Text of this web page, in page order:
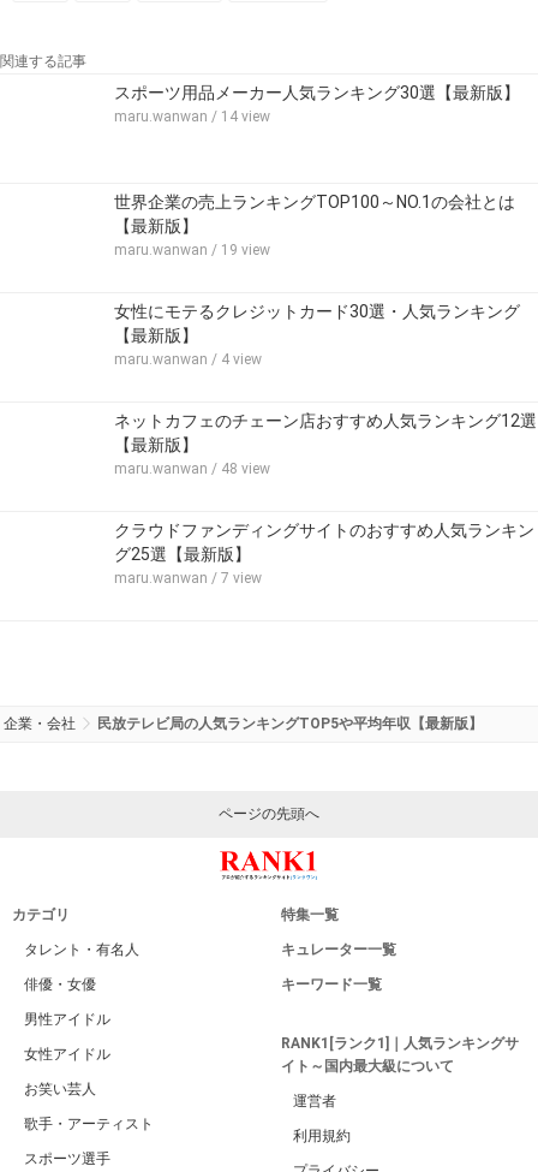
関連する記事
スポーツ用品メーカー人気ランキング30選【最新版】
maru.wanwan / 14 view
世界企業の売上ランキングTOP100～NO.1の会社とは
【最新版】
maru.wanwan / 19 view
女性にモテるクレジットカード30選・人気ランキング
【最新版】
maru.wanwan / 4 view
ネットカフェのチェーン店おすすめ人気ランキング12選
【最新版】
maru.wanwan / 48 view
クラウドファンディングサイトのおすすめ人気ランキン
グ25選【最新版】
maru.wanwan / 7 view
企業・会社 民放テレビ局の人気ランキングTOP5や平均年収【最新版】
ページの先頭へ
カテゴリ
タレント・有名人
俳優・女優
男性アイドル
女性アイドル
お笑い芸人
歌手・アーティスト
スポーツ選手
特集一覧
キュレーター一覧
キーワード一覧
RANK1[ランク1]｜人気ランキングサ
イト～国内最大級について
運営者
利用規約